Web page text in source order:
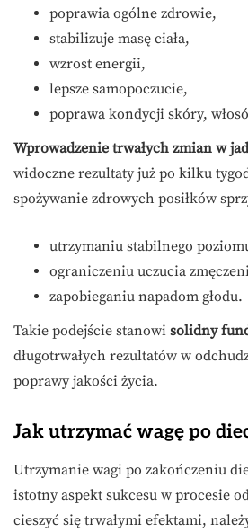
poprawia ogólne zdrowie,
stabilizuje masę ciała,
wzrost energii,
lepsze samopoczucie,
poprawa kondycji skóry,
Wprowadzenie trwałych zmian w
widoczne rezultaty już po kilku
spożywanie zdrowych posiłków
utrzymaniu stabilnego
ograniczeniu uczucia
zapobieganiu napadom głodu.
Takie podejście stanowi solidny
długotrwałych rezultatów w
poprawy jakości życia.
Jak utrzymać wagę po
Utrzymanie wagi po zakończeniu
istotny aspekt sukcesu w procesie
cieszyć się trwałymi efektami,